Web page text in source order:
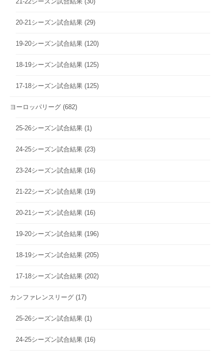
20-21シーズン試合結果 (29)
19-20シーズン試合結果 (120)
18-19シーズン試合結果 (125)
17-18シーズン試合結果 (125)
ヨーロッパリーグ (682)
25-26シーズン試合結果 (1)
24-25シーズン試合結果 (23)
23-24シーズン試合結果 (16)
21-22シーズン試合結果 (19)
20-21シーズン試合結果 (16)
19-20シーズン試合結果 (196)
18-19シーズン試合結果 (205)
17-18シーズン試合結果 (202)
カンファレンスリーグ (17)
25-26シーズン試合結果 (1)
24-25シーズン試合結果 (16)